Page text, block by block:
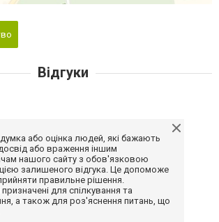
Відгуки
думка або оцінка людей, які бажають
або враження іншим
нашого сайту з обов'язковою
залишеного відгука. Це допоможе
правильне рішення.
для спілкування та
а також для роз'яснення питань, що